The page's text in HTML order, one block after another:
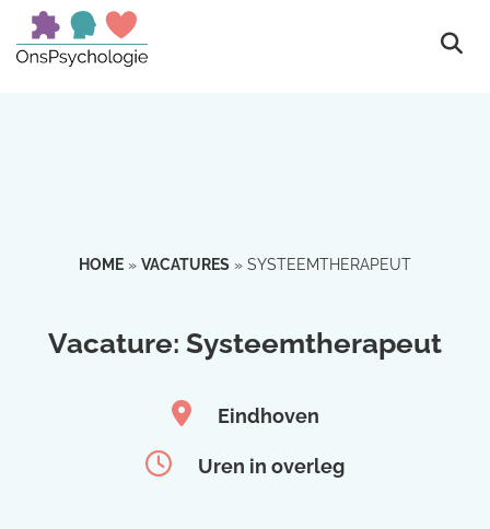
HOME » VACATURES » SYSTEEMTHERAPEUT
Vacature: Systeemtherapeut
Eindhoven
Uren in overleg